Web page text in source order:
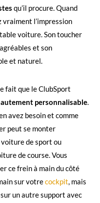
qu’il procure. Quand
vraiment l’impression
voiture. Son toucher
et son
et naturel.
fait que le ClubSport
personnalisable.
avez besoin et comme
peut se monter
de sport ou
de course. Vous
ce frein à main du côté
sur votrecockpit, mais
un autre support avec